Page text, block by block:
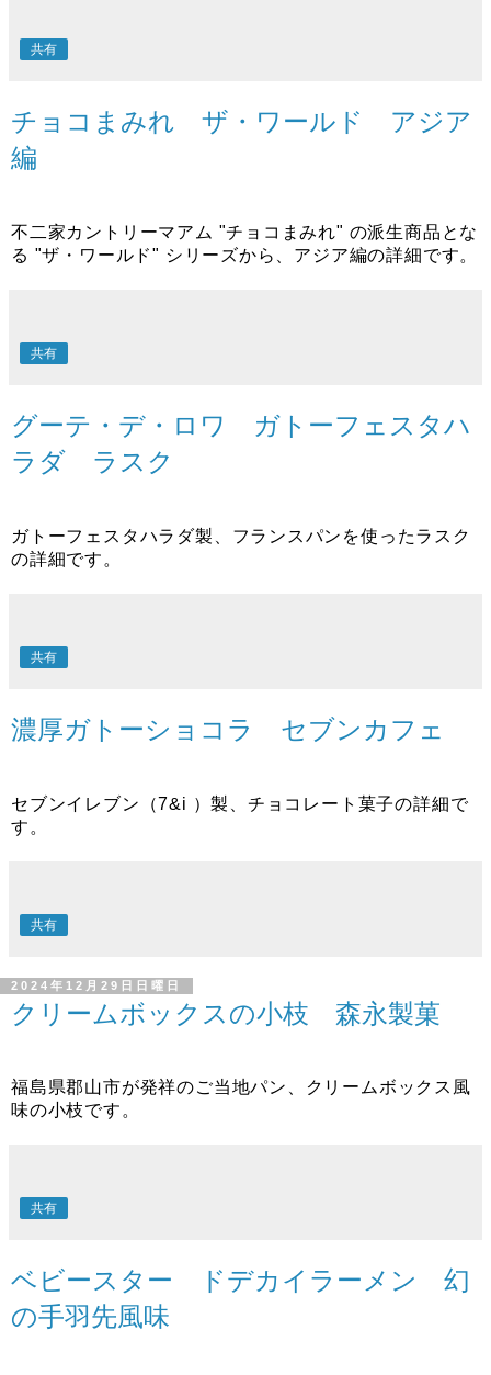
共有
チョコまみれ ザ・ワールド アジア
編
不二家カントリーマアム "チョコまみれ" の派生商品とな
る "ザ・ワールド" シリーズから、アジア編の詳細です。
共有
グーテ・デ・ロワ ガトーフェスタハ
ラダ ラスク
ガトーフェスタハラダ製、フランスパンを使ったラスク
の詳細です。
共有
濃厚ガトーショコラ セブンカフェ
セブンイレブン（7&i ）製、チョコレート菓子の詳細で
す。
共有
2024年12月29日日曜日
クリームボックスの小枝 森永製菓
福島県郡山市が発祥のご当地パン、クリームボックス風
味の小枝です。
共有
ベビースター ドデカイラーメン 幻
の手羽先風味